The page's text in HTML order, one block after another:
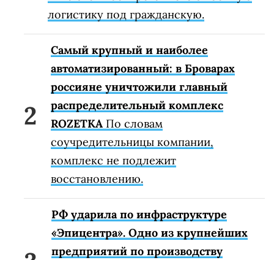
логистику под гражданскую.
Самый крупный и наиболее
автоматизированный: в Броварах
россияне уничтожили главный
распределительный комплекс
ROZETKA По словам
соучредительницы компании,
комплекс не подлежит
восстановлению.
РФ ударила по инфраструктуре
«Эпицентра». Одно из крупнейших
предприятий по производству